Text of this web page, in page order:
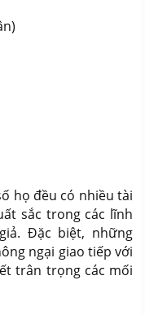
họ đều có nhiều tài
sắc trong các lĩnh
Đặc biệt, những
ngại giao tiếp với
trân trọng các mối